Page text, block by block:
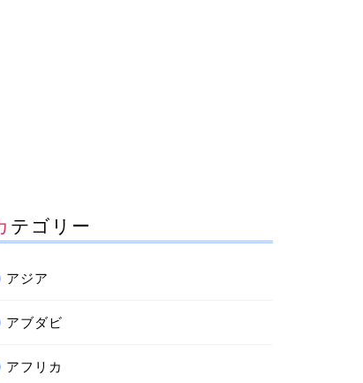
カテゴリー
アジア
アブダビ
アフリカ